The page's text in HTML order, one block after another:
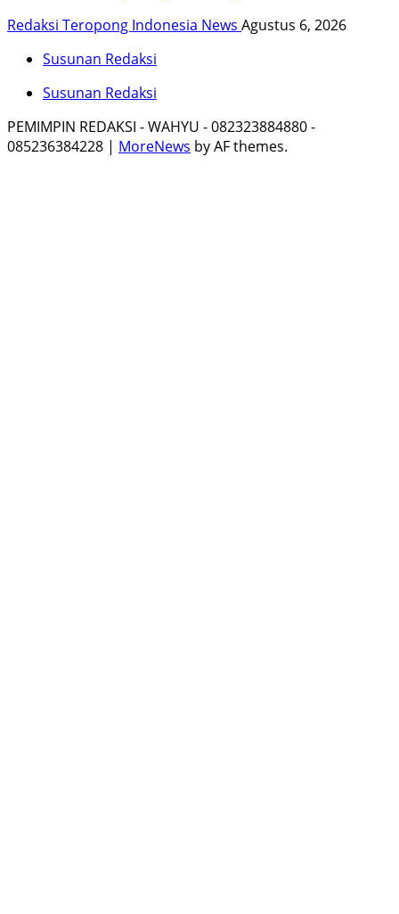
Redaksi Teropong Indonesia News Agustus 6, 2026
Susunan Redaksi
Susunan Redaksi
PEMIMPIN REDAKSI - WAHYU - 082323884880 -
085236384228 | MoreNews by AF themes.